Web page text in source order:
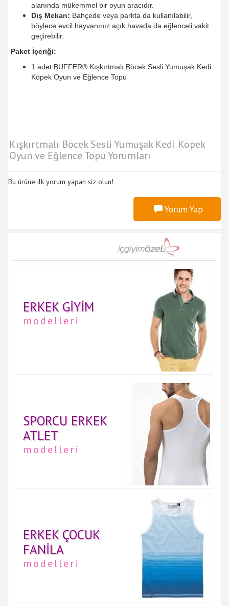
alanında mükemmel bir oyun aracıdır.
Dış Mekan: Bahçede veya parkta da kullanılabilir,
böylece evcil hayvanınız açık havada da eğlenceli vakit
geçirebilir.
Paket İçeriği:
1 adet BUFFER® Kışkırtmalı Böcek Sesli Yumuşak Kedi
Köpek Oyun ve Eğlence Topu
Kışkırtmalı Böcek Sesli Yumuşak Kedi Köpek
Oyun ve Eğlence Topu Yorumları
Bu ürüne ilk yorum yapan siz olun!
Yorum Yap
ERKEK GIYIM
modelleri
SPORCU ERKEK
ATLET
modelleri
ERKEK ÇOCUK
FANILA
modelleri